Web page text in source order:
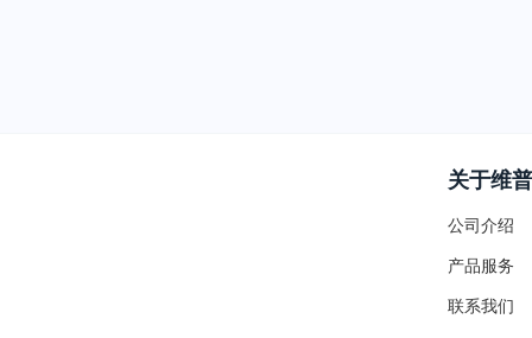
关于维普
公司介绍
产品服务
联系我们